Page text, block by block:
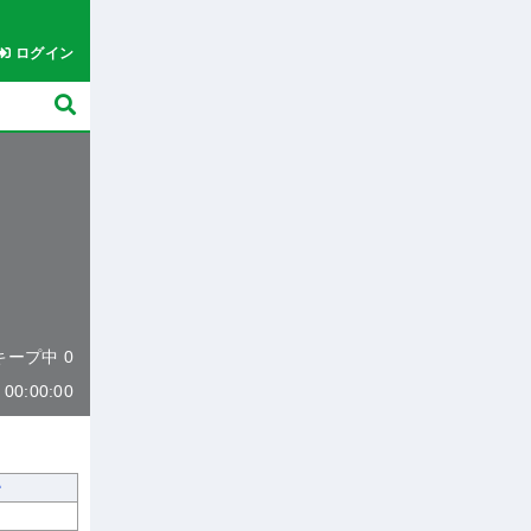
ログイン
ープ中 0
00:00:00